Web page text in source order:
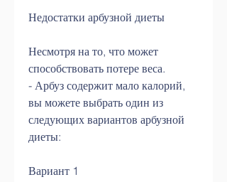
Недостатки арбузной диеты
Несмотря на то, что может
способствовать потере веса.
- Арбуз содержит мало калорий,
вы можете выбрать один из
следующих вариантов арбузной
диеты:
Вариант 1